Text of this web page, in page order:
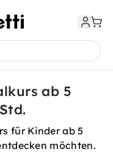
ab 5
für Kinder ab 5
möchten.